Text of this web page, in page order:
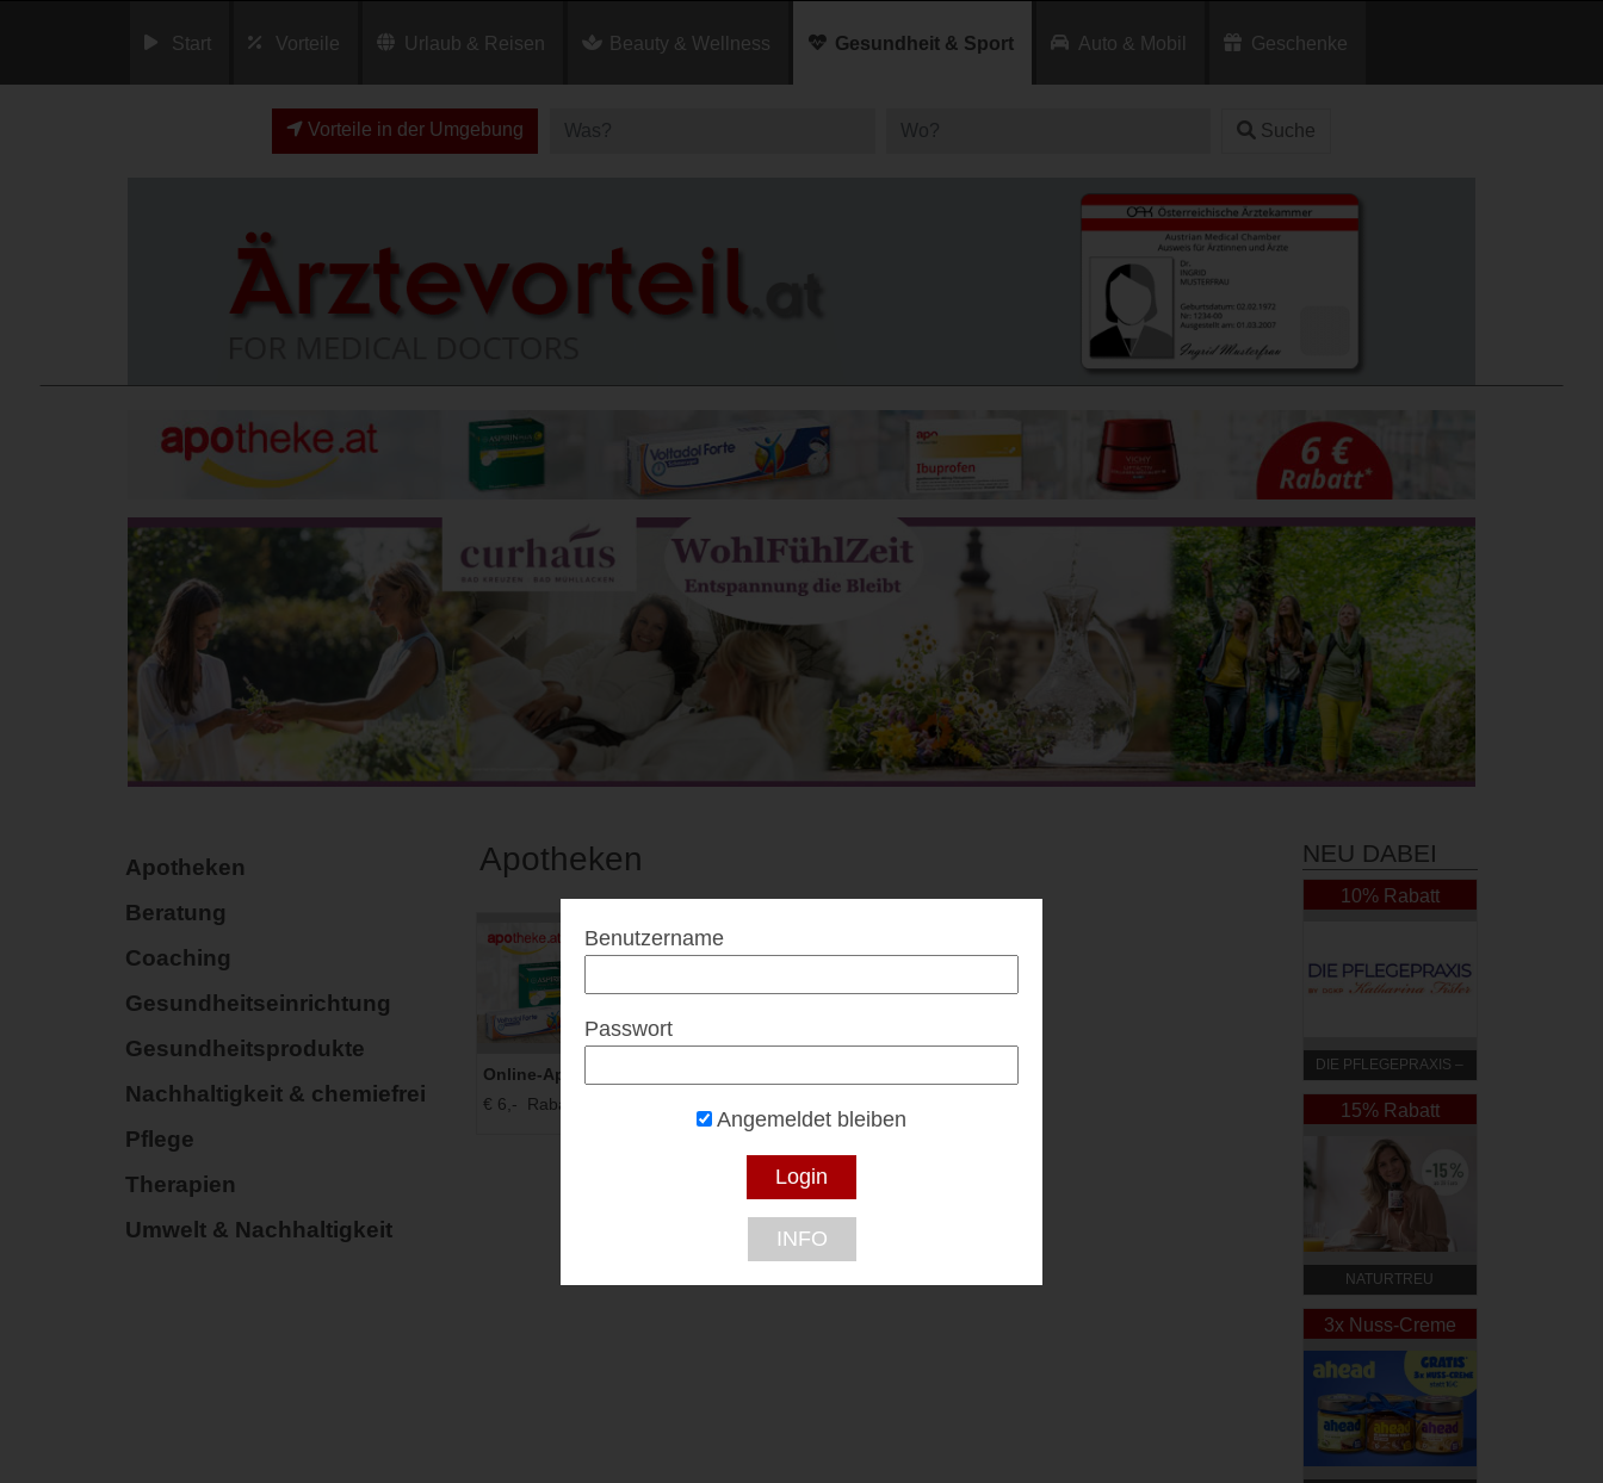
Start Vorteile Urlaub & Reisen Beauty & Wellness Gesundheit & Sport Auto & Mobil Geschenke
Vorteile in der Umgebung Suche
Apotheken
Beratung
Coaching
Gesundheitseinrichtung
Gesundheitsprodukte
Nachhaltigkeit & chemiefrei
Pflege
Therapien
Umwelt & Nachhaltigkeit
Apotheken
Online‑Apotheke
€ 6,- Rabatt...
NEU DABEI
10% Rabatt
DIE PFLEGEPRAXIS –
by DGKP Katharina
Fister
15% Rabatt
NATURTREU
3x Nuss-Creme
Gratis*
Benutzername
Passwort
Angemeldet bleiben
INFO